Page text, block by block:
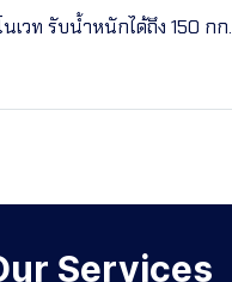
เวท รับน้ำหนักได้ถึง 150 กก.
Services